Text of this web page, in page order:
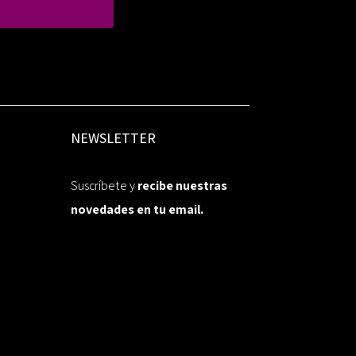
NEWSLETTER
Suscríbete yrecibe nuestras
novedades en tu email.